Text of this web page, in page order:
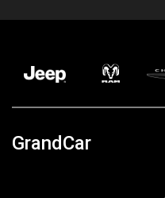
GrandCar